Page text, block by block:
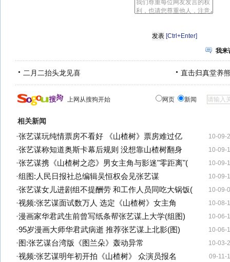
[Ctrl+Enter]
我来
二月二抬头龙见喜 直击归真堂养
上网从搜狗开始 网页 新闻
相关新闻
10-09-
·张艺谋玩纯情票房不看好 《山楂树》票房难过亿
10-09-
·张艺谋称知道奥斯卡幕后规则 没想靠山楂树翻身
10-09-
·张艺谋携《山楂树之恋》男女主角与影迷"零距离"(
10-09-
·组图:人民日报社总编辑吴恒权会见张艺谋
10-09-
·张艺谋女儿进剧组不提酬劳 和工作人员同吃大锅饭(
10-08-
·视频:张艺谋面试数万人 选定《山楂树》女主角
10-06-
·漫画家华君武生前曾写纸条帮张艺谋上大学(组图)
10-06-
·95岁漫画大师华君武病逝 推荐张艺谋上北影(图)
10-03-
· 图:张艺谋台湾版《图兰朵》轰动异常
09-11-
·视频:张艺谋明年初开拍《山楂树》 众演员报名